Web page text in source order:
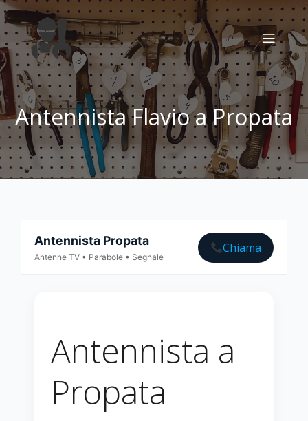
Antennista Flavio a Propata
Antennista Propata
Antenne TV • Parabole • Segnale
Chiama
Antennista a
Propata